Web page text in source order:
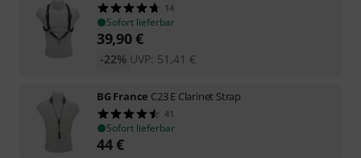
14
Sofort lieferbar
39,90€
UVP: 51,41 €
-22%
BG France C23 E Clarinet Strap
41
Sofort lieferbar
44€